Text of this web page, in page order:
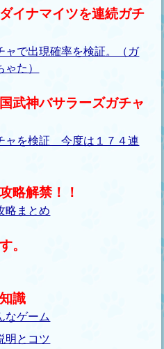
イナマイツを連続ガチ
で出現確率を検証。（ガ
た）
武神バサラーズガチャ
ャを検証 今度は１７４連
略解禁！！
略まとめ
。
識
なゲーム
明とコツ